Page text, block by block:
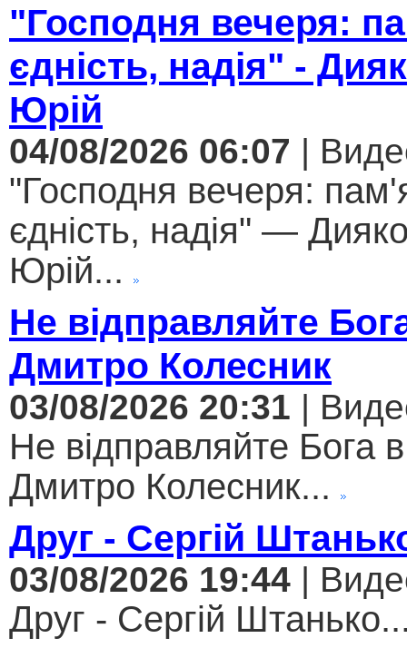
"Господня вечеря:
єдність, надія" -
Юрій
04/08/2026 06:07 |
"Господня вечеря:
єдність, надія" —
Юрій...
Не відправляйте
Дмитро Колесник
03/08/2026 20:31 |
Не відправляйте Бога
Дмитро Колесник...
Друг - Сергій
03/08/2026 19:44 |
Друг - Сергій